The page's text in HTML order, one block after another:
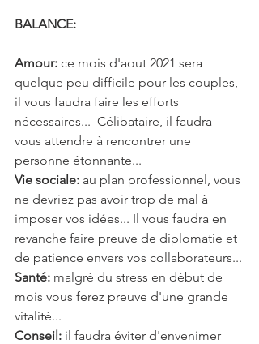
BALANCE:
Amour: ce mois d'aout 2021 sera
quelque peu difficile pour les couples,
il vous faudra faire les efforts
nécessaires...  Célibataire, il faudra
vous attendre à rencontrer une
personne étonnante...
Vie sociale: au plan professionnel, vous
ne devriez pas avoir trop de mal à
imposer vos idées... Il vous faudra en
revanche faire preuve de diplomatie et
de patience envers vos collaborateurs...
Santé: malgré du stress en début de
mois vous ferez preuve d'une grande
vitalité...
Conseil: il faudra éviter d'envenimer